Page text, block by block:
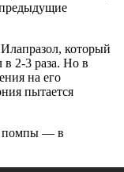
который
2-3 раза. Но в
на его
пытается
помпы — в